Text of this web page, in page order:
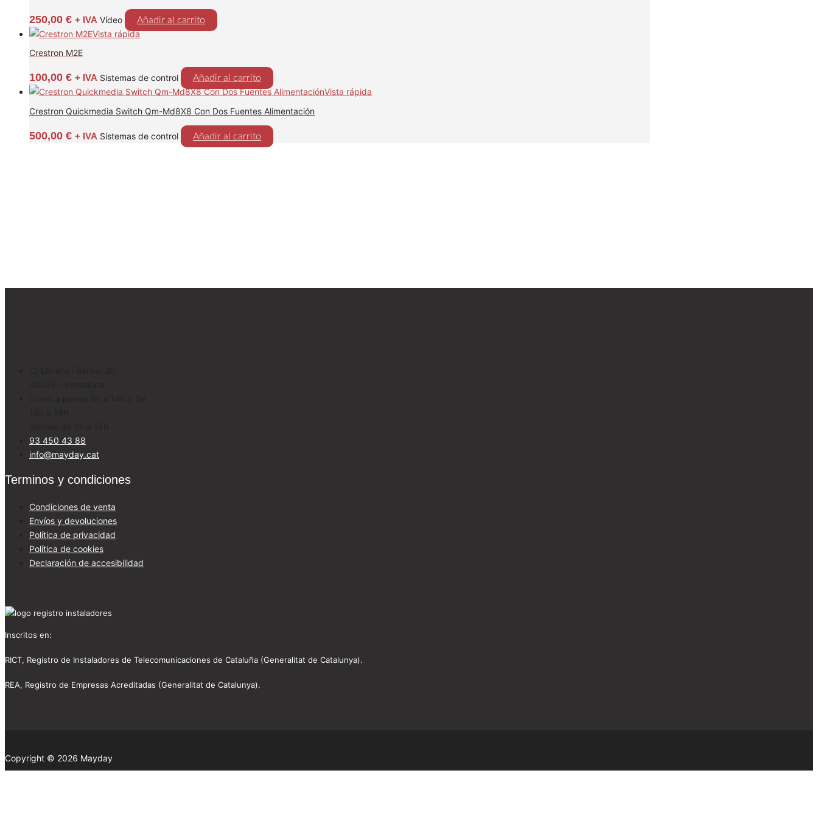
250,00 € + IVA Vídeo Añadir al carrito
Vista rápida
Crestron M2E
100,00 € + IVA Sistemas de control Añadir al carrito
Vista rápida
Crestron Quickmedia Switch Qm-Md8X8 Con Dos Fuentes Alimentación
500,00 € + IVA Sistemas de control Añadir al carrito
93 450 43 88
info@mayday.cat
Terminos y condiciones
Condiciones de venta
Envíos y devoluciones
Política de privacidad
Política de cookies
Declaración de accesibilidad
Inscritos en:
RICT, Registro de Instaladores de Telecomunicaciones de Cataluña (Generalitat de Catalunya).
REA, Registro de Empresas Acreditadas (Generalitat de Catalunya).
Copyright © 2026 Mayday